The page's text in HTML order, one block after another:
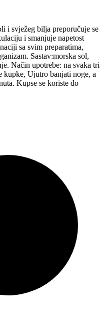
i svježeg bilja preporučuje se
i smanjuje napetost
sa svim preparatima,
Sastav:morska sol,
Način upotrebe: na svaka tri
Ujutro banjati noge, a
Kupse se koriste do